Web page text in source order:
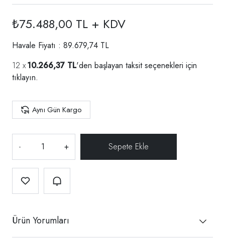
₺75.488,00 TL + KDV
Havale Fiyatı : 89.679,74 TL
10.266,37 TL'den başlayan taksit seçenekleri için
tıklayın.
Aynı Gün Kargo
- +
Ürün Yorumları